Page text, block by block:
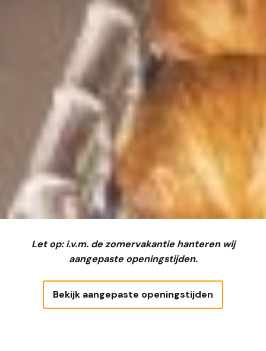
Let op: i.v.m. de zomervakantie hanteren wij
aangepaste openingstijden.
Bekijk aangepaste openingstijden